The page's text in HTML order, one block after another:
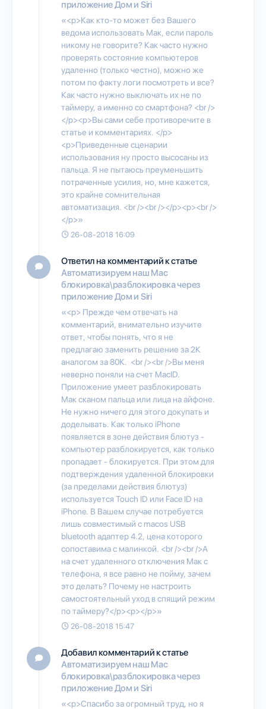
приложение Дом и Siri
«<p>Как кто-то может без Вашего
ведома использовать Мак, если пароль
никому не говорите? Как часто нужно
проверять состояние компьютеров
удаленно (только честно), можно же
потом по факту логи посмотреть и все?
Как часто нужно выключать их не по
таймеру, а именно со смартфона? <br />
</p><p>Вы сами себе противоречите в
статье и комментариях. </p>
<p>Приведенные сценарии
использования ну просто высосаны из
пальца. Я не пытаюсь преуменьшить
потраченные усилия, но, мне кажется,
это крайне сомнительная
автоматизация. <br /><br /></p><p><br />
</p>»
26-08-2018 16:09
Ответил на комментарий к статье
Автоматизируем наш Mac
блокировка\разблокировка через
приложение Дом и Siri
«<p> Прежде чем отвечать на
комментарий, внимательно изучите
ответ, чтобы понять, что я не
предлагаю заменить решение за 2К
аналогом за 80К. <br /><br />Вы меня
неверно поняли на счет MacID.
Приложение умеет разблокировать
Мак сканом пальца или лица на айфоне.
Не нужно ничего для этого докупать и
доделывать. Как только iPhone
появляется в зоне действия блютуз -
компьютер разблокируется, как только
пропадает - блокируется. При этом для
подтверждения удаленной блокировки
(за пределами действия блютуз)
используется Touch ID или Face ID на
iPhone. В Вашем случае потребуется
лишь совместимый с macos USB
bluetooth адаптер 4.2, цена которого
сопоставима с малинкой. <br /><br />А
на счет удаленного отключения Мак с
телефона, я все равно не пойму, зачем
это делать? Почему не настроить
самостоятельный уход в спящий режим
по таймеру?</p><p></p>»
26-08-2018 15:47
Добавил комментарий к статье
Автоматизируем наш Mac
блокировка\разблокировка через
приложение Дом и Siri
«<p>Спасибо за огромный труд, но я